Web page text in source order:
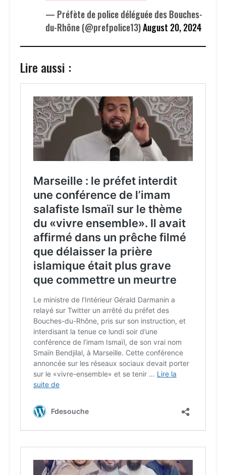
— Préfète de police déléguée des Bouches-
du-Rhône (@prefpolice13)August 20, 2024
Lire aussi :